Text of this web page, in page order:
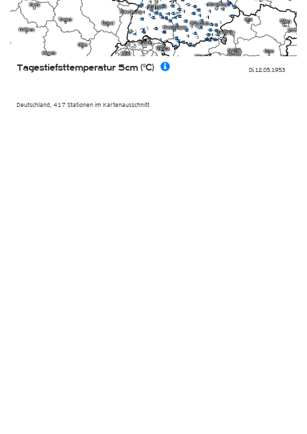
Di. 12.05.1953
Deutschland, 417 Stationen im Kartenausschnitt
Tagestiefsttemperatur 5cm (°C)